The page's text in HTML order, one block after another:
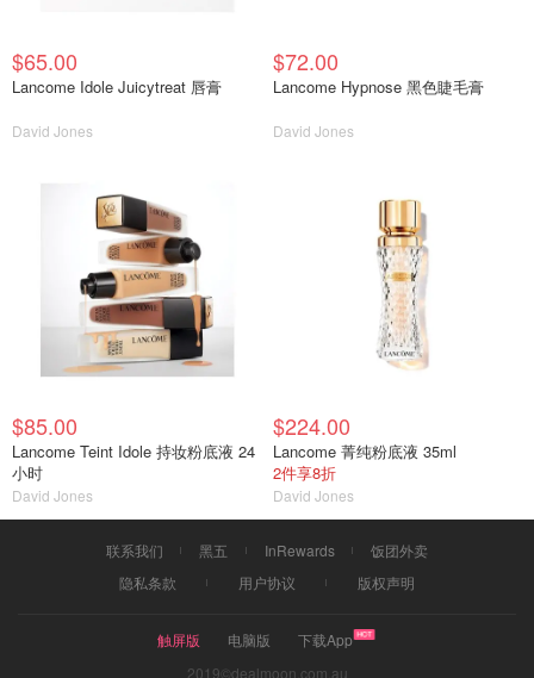
$65.00
Lancome Idole Juicytreat 唇膏
David Jones
$72.00
Lancome Hypnose 黑色睫毛膏
David Jones
$85.00
Lancome Teint Idole 持妆粉底液 24
小时
David Jones
$224.00
Lancome 菁纯粉底液 35ml
2件享8折
David Jones
联系我们 黑五 InRewards
饭团外卖
隐私条款
用户协议 版权声明
触屏版 电脑版
下载App
2019©dealmoon.com.au